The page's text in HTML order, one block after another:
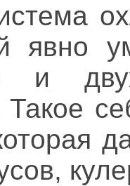
явно
и